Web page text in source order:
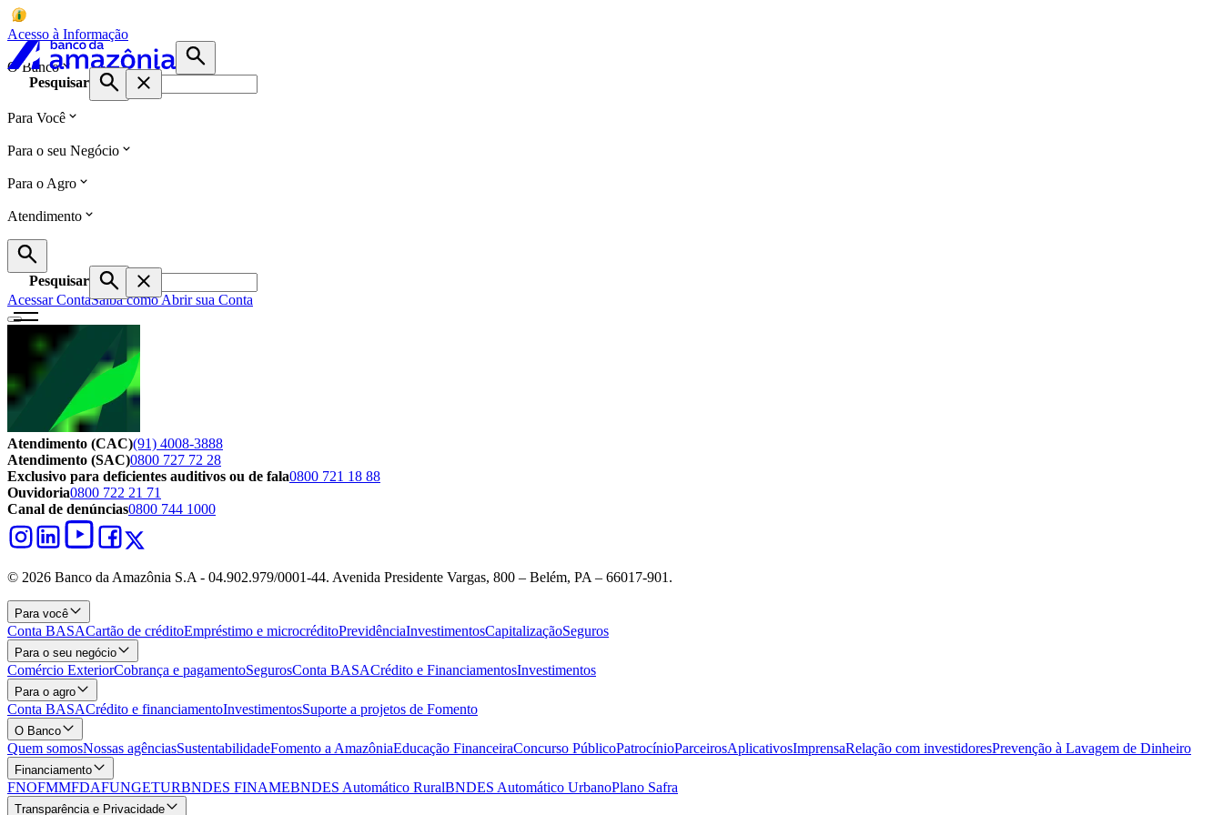
Acesso à Informação
O Banco
Pesquisar
Para Você
Para o seu Negócio
Para o Agro
Atendimento
Pesquisar
Acessar ContaSaiba como Abrir sua Conta
Atendimento (CAC)(91) 4008-3888
Atendimento (SAC)0800 727 72 28
Exclusivo para deficientes auditivos ou de fala0800 721 18 88
Ouvidoria0800 722 21 71
Canal de denúncias0800 744 1000
© 2026 Banco da Amazônia S.A - 04.902.979/0001‐44. Avenida Presidente Vargas, 800 – Belém, PA – 66017-901.
Para você
Conta BASACartão de créditoEmpréstimo e microcréditoPrevidênciaInvestimentosCapitalizaçãoSeguros
Para o seu negócio
Comércio ExteriorCobrança e pagamentoSegurosConta BASACrédito e FinanciamentosInvestimentos
Para o agro
Conta BASACrédito e financiamentoInvestimentosSuporte a projetos de Fomento
O Banco
Quem somosNossas agênciasSustentabilidadeFomento a AmazôniaEducação FinanceiraConcurso PúblicoPatrocínioParceirosAplicativosImprensaRelação com investidoresPrevenção à Lavagem de Dinheiro
Financiamento
FNOFMMFDAFUNGETURBNDES FINAMEBNDES Automático RuralBNDES Automático UrbanoPlano Safra
Transparência e Privacidade